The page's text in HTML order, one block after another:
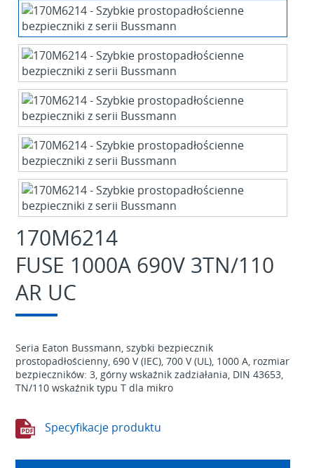
170M6214
FUSE 1000A 690V 3TN/110
AR UC
Seria Eaton Bussmann, szybki bezpiecznik
prostopadłościenny, 690 V (IEC), 700 V (UL), 1000 A, rozmiar
bezpieczników: 3, górny wskaźnik zadziałania, DIN 43653,
TN/110 wskaźnik typu T dla mikro
Specyfikacje produktu